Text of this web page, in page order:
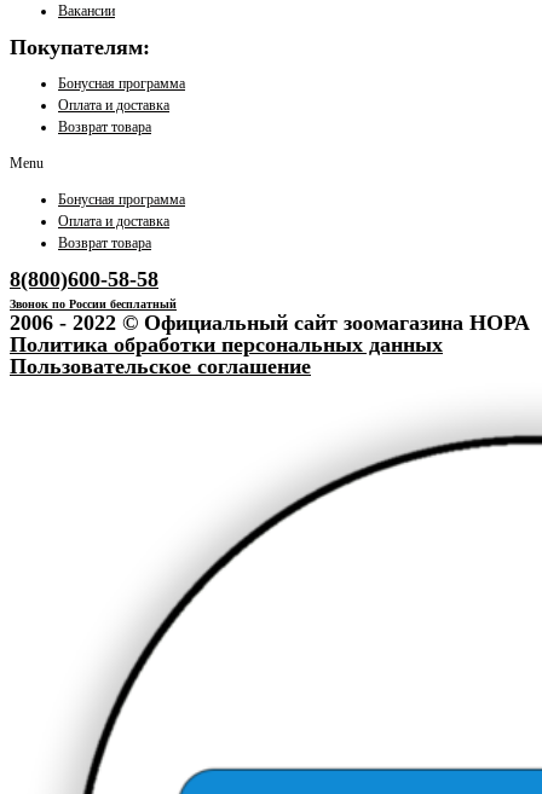
Вакансии
Покупателям:
Бонусная программа
Оплата и доставка
Возврат товара
Menu
Бонусная программа
Оплата и доставка
Возврат товара
8(800)600-58-58
Звонок по России бесплатный
2006 - 2022 © Официальный сайт зоомагазина НОРА
Политика обработки персональных данных
Пользовательское соглашение